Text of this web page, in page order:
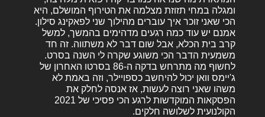
ומגלה במחי תזוזת מצלמה את הטירוף המושלם, היא
הכי שאני זוכר איך עוברים מהילוך שני לפאקינג סילון.
אמנם יש עוד כמה רגעים מדהימים בהמשך, למשל
קרב בית הכלא, אבל שום דבר לא משתווה. זה חד
משמעית הדבר הכי משוגע שקרה לי השנה בסרט.
לחשוף מה מתרחש בדקה ה-86 בסרטו האחרון של
ג'יימס וואן יכול להיחשב כספויילר, וזה באמת לא
משהו שאני רוצה לעשות, אז אנסה לחלק את
הפסקאות המוקדשות לרגע הכי פסיכי של 2021
הקולנועית לשלושה חלקים.